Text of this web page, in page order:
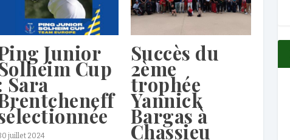
Junior
Cup
Sara
juillet 2024
Succès du
2ème
trophée
Yannick
Bargas à
Chassieu